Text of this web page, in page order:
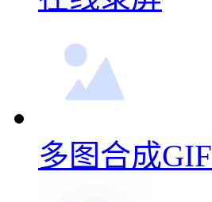
多图合成GIF